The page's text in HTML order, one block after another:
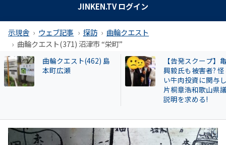
JINKEN.TV ログイン
示現舎 ウェブ記事 探訪
曲輪クエスト
曲輪クエスト(371) 沼津市 “栄町”
【告発スクープ】亀田
興毅氏も被害者? 怪し
【和牛投資トラブ
和歌山県議を信奉
実業家・岩橋徹氏
かれるクリアース
との関係